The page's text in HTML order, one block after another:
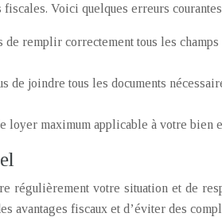
Voici quelques erreurs
de remplir correctement tous les
de joindre tous les documents
loyer maximum applicable à votre bien
régulièrement votre situation et de
avantages fiscaux et d’éviter des